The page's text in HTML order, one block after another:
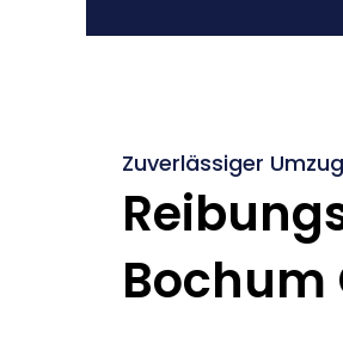
Zuverlässiger
Bochum